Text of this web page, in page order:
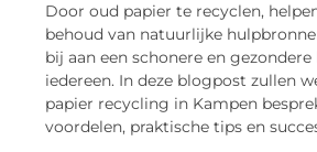
Door oud papier te recyclen,
behoud van natuurlijke
bij aan een schonere en
iedereen. In deze blogpost zullen
papier recycling in Kampen
voordelen, praktische tips en